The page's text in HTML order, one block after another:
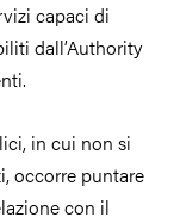
capaci di
dall’Authority
in cui non si
occorre puntare
con il